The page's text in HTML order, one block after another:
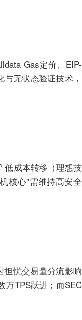
Gas定价、EIP-
无状态验证技术，
低成本转移（理想技
核心"需维持高安全
担忧交易量分流影响
万TPS跃进；而SEC